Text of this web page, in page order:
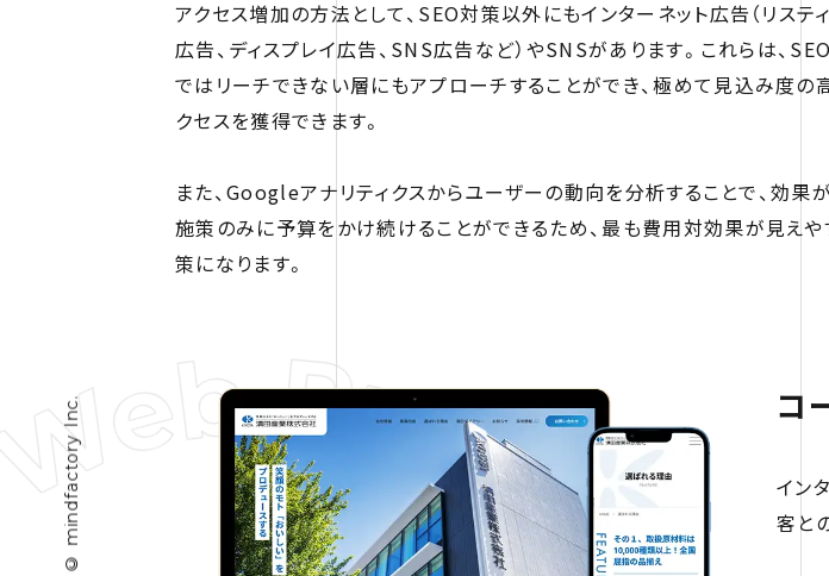
アクセス増加の方法として、SEO対策以外にもインターネット広告（リステ
広告、ディスプレイ広告、SNS広告など）やSNSがあります。これらは、
ではリーチできない層にもアプローチすることができ、極めて見込み度の
クセスを獲得できます。
また、Googleアナリティクスからユーザーの動向を分析することで、効果
施策のみに予算をかけ続けることができるため、最も費用対効果が見えや
策になります。
コ
イン
客と
© mindfactory Inc.